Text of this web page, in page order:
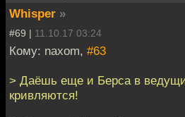
Whisper »
#69 | 11.10.17 03:24
Кому: naxom, #63
> Даёшь еще и Берса в
кривляются!